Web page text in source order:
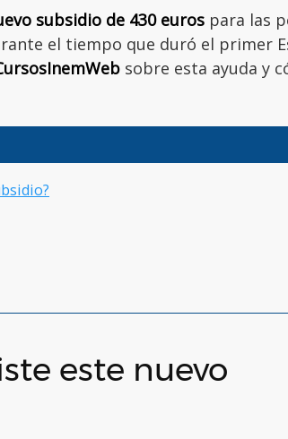
subsidio de 430 euros para las
el tiempo que duró el primer
sobre esta ayuda y
este nuevo